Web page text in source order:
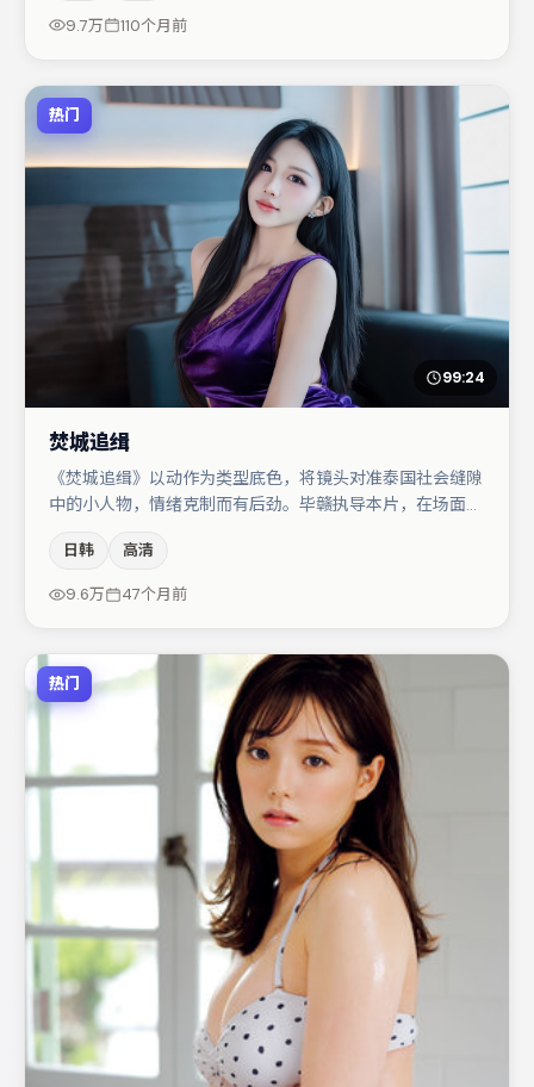
（视场次而定）。节奏紧凑、反转有度，值得列入片单。
9.7万 110个月前
热门
99:24
焚城追缉
《焚城追缉》以动作为类型底色，将镜头对准泰国社会缝隙
中的小人物，情绪克制而有后劲。毕赣执导本片，在场面调
阵容包括金高银、于和伟、刘亦菲等，角色动机前后呼应，
适合喜欢抠台词与伏笔的观众。节奏紧凑、反转有度，值得
日韩 高清
9.6万 47个月前
热门